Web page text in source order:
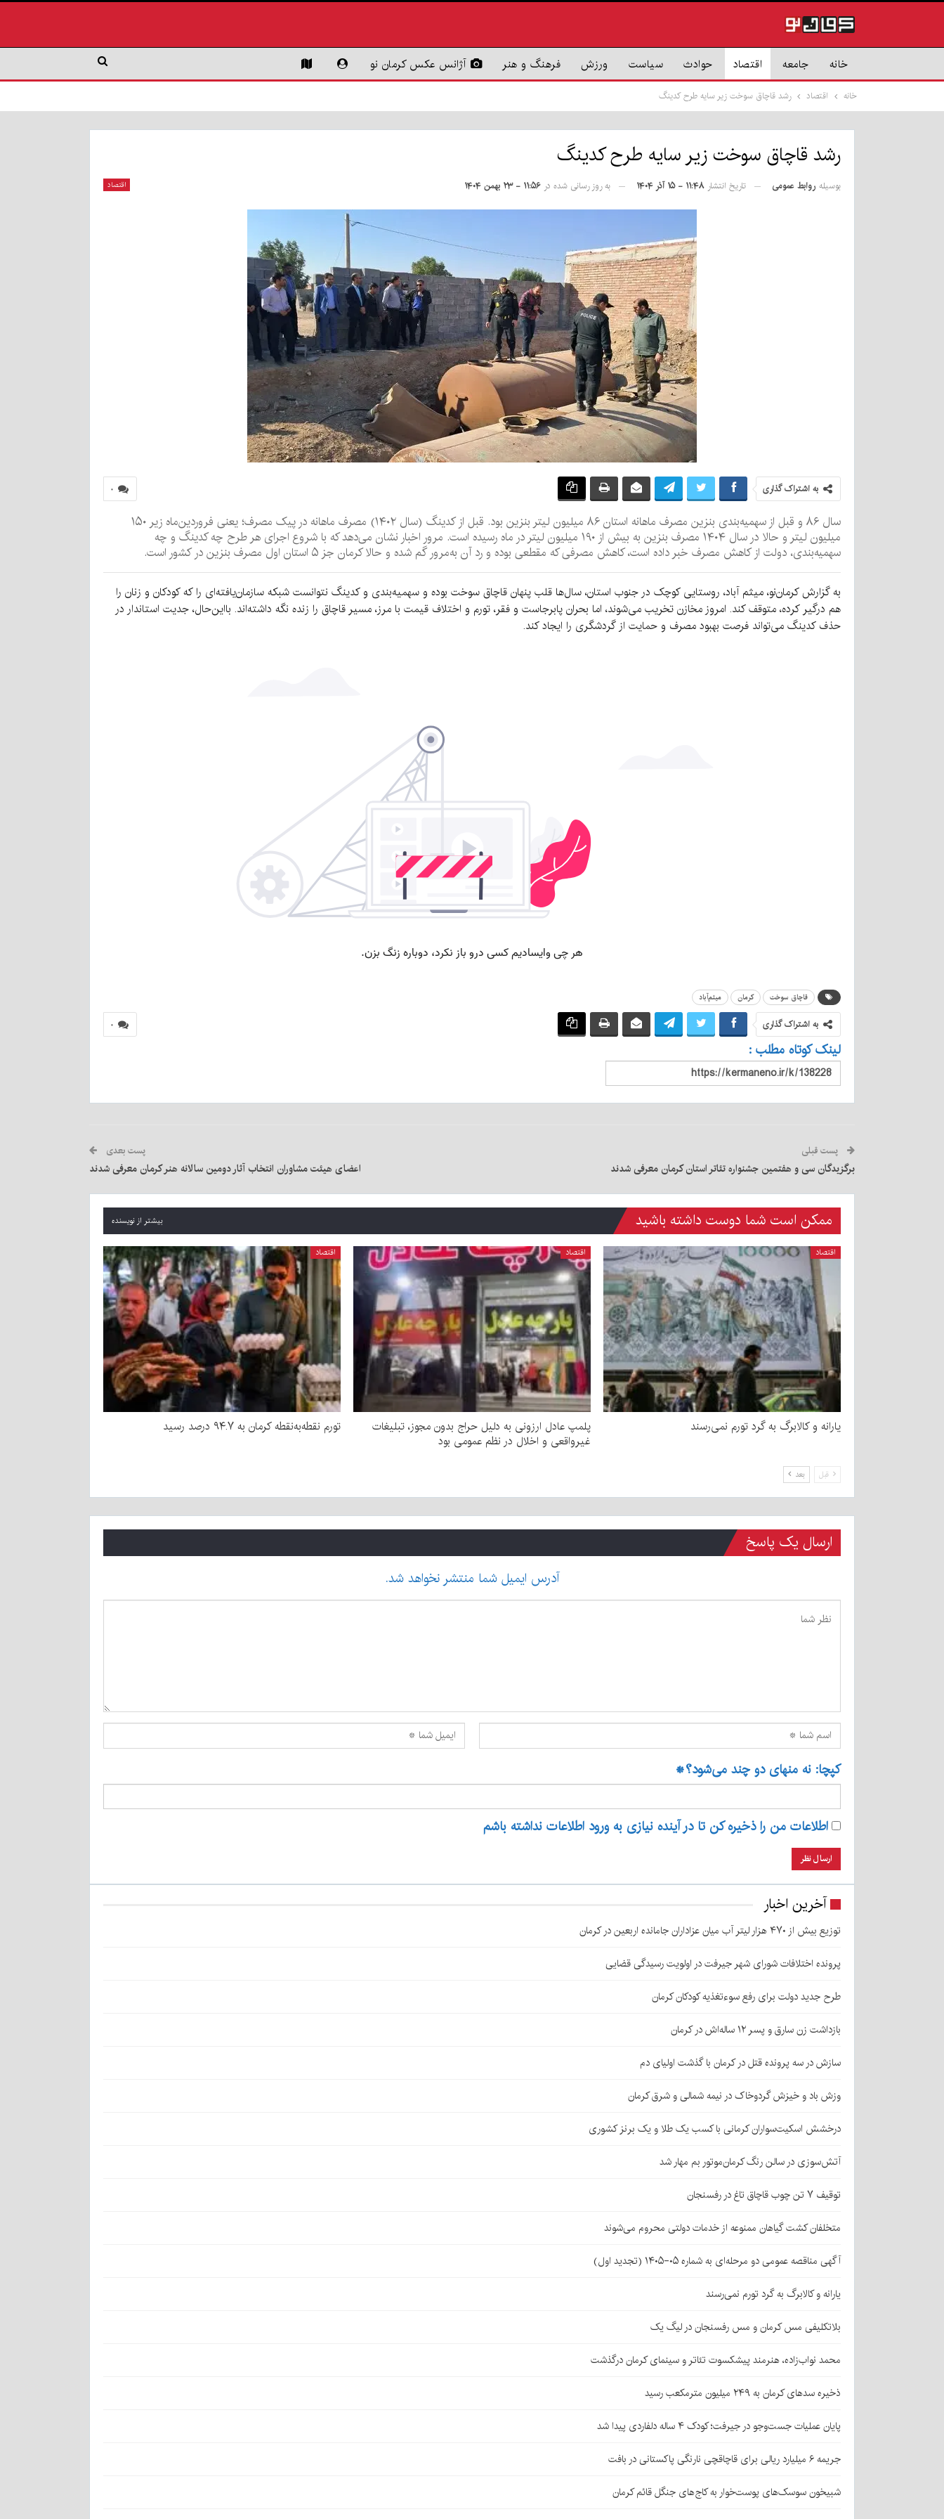
خانه جامعه اقتصاد حوادث سیاست ورزش فرهنگ و هنر آژانس عکس کرمان نو
خانه اقتصاد رشد قاچاق سوخت زیر سایه طرح کدینگ
رشد قاچاق سوخت زیر سایه طرح کدینگ
اقتصاد بوسیله روابط عمومی تاریخ انتشار ۱۱:۴۸ - ۱۵ آذر ۱۴۰۴ به روز رسانی شده در ۱۱:۵۶ - ۲۳ بهمن ۱۴۰۴
۰ به اشتراک گذاری
سال ۸۶ و قبل از سهمیه‌بندی بنزین مصرف ماهانه استان ۸۶ میلیون لیتر بنزین بود. قبل از کدینگ (سال ۱۴۰۲) مصرف ماهانه در پیک مصرف؛ یعنی فروردین‌ماه زیر ۱۵۰
میلیون لیتر و حالا در سال ۱۴۰۴ مصرف بنزین به بیش از ۱۹۰ میلیون لیتر در ماه رسیده است. مرور اخبار نشان می‌دهد که با شروع اجرای هر طرح چه کدینگ و چه
سهمیه‌بندی، دولت از کاهش مصرف خبر داده است، کاهش مصرفی که مقطعی بوده و رد آن به‌مرور گم شده و حالا کرمان جز ۵ استان اول مصرف بنزین در کشور است.
به گزارش کرمان‌نو، میثم آباد، روستایی کوچک در جنوب استان، سال‌ها قلب پنهان قاچاق سوخت بوده و سهمیه‌بندی و کدینگ نتوانست شبکه سازمان‌یافته‌ای را که کودکان و زنان را
هم درگیر کرده، متوقف کند. امروز مخازن تخریب می‌شوند، اما بحران پابرجاست و فقر، تورم و اختلاف قیمت با مرز، مسیر قاچاق را زنده نگه داشته‌اند. بااین‌حال، جدیت استاندار در
حذف کدینگ می‌تواند فرصت بهبود مصرف و حمایت از گردشگری را ایجاد کند.
قاچاق سوخت کرمان میثم‌آباد
۰ به اشتراک گذاری
لینک کوتاه مطلب :
پست قبلی
برگزیدگان سی و هفتمین جشنواره تئاتر استان کرمان معرفی شدند
پست بعدی
اعضای هیئت مشاوران انتخاب آثار دومین سالانه هنر کرمان معرفی شدند
ممکن است شما دوست داشته باشید بیشتر از نویسنده
اقتصاد
یارانه و کالابرگ به گرد تورم نمی‌رسند
اقتصاد
پلمپ عادل ارزونی به دليل حراج بدون مجوز، تبليغات
غیرواقعی و اخلال در نظم عمومی بود
اقتصاد
تورم نقطه‌به‌نقطه کرمان به ۹۴.۷ درصد رسید
قبل بعد
ارسال یک پاسخ
آدرس ایمیل شما منتشر نخواهد شد.
کپچا: نه منهای دو چند می‌شود؟*
اطلاعات من را ذخیره کن تا در آینده نیازی به ورود اطلاعات نداشته باشم
آخرین اخبار
توزیع بیش از ۴۷۰ هزار لیتر آب میان عزاداران جامانده اربعین در کرمان
پرونده اختلافات شورای شهر جیرفت در اولویت رسیدگی قضایی
طرح جدید دولت برای رفع سوءتغذیه کودکان کرمان
بازداشت زن سارق و پسر ۱۲ ساله‌اش در کرمان
سازش در سه پرونده قتل در کرمان با گذشت اولیای دم
وزش باد و خیزش گردوخاک در نیمه شمالی و شرق کرمان
درخشش اسکیت‌سواران کرمانی با کسب یک طلا و یک برنز کشوری
آتش‌سوزی در سالن رنگ کرمان‌موتور بم مهار شد
توقیف ۷ تن چوب قاچاق تاغ در رفسنجان
متخلفان کشت گیاهان ممنوعه از خدمات دولتی محروم می‌شوند
آگهی مناقصه عمومی دو مرحله‌ای به شماره ۰۵-۱۴۰۵ (تجدید اول)
یارانه و کالابرگ به گرد تورم نمی‌رسند
بلاتکلیفی مس کرمان و مس رفسنجان در لیگ یک
محمد نواب‌زاده، هنرمند پیشکسوت تئاتر و سینمای کرمان درگذشت
ذخیره سدهای کرمان به ۲۴۹ میلیون مترمکعب رسید
پایان عملیات جست‌وجو در جیرفت؛ کودک ۴ ساله دلفاردی پیدا شد
جریمه ۶ میلیارد ریالی برای قاچاقچی نارنگی پاکستانی در بافت
شبیخون سوسک‌های پوست‌خوار به کاج‌های جنگل قائم کرمان